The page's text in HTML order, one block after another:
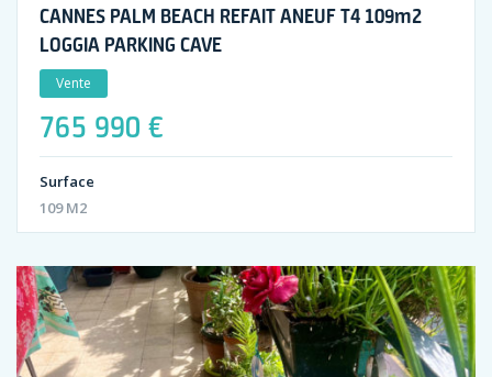
CANNES PALM BEACH REFAIT ANEUF T4 109m2
LOGGIA PARKING CAVE
Vente
765 990 €
Surface
109 M2